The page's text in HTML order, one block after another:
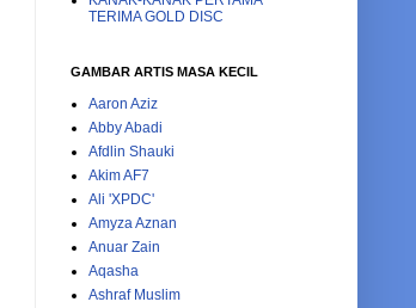
TERIMA GOLD DISC
GAMBAR ARTIS MASA KECIL
Aaron Aziz
Abby Abadi
Afdlin Shauki
Akim AF7
Ali 'XPDC'
Amyza Aznan
Anuar Zain
Aqasha
Ashraf Muslim